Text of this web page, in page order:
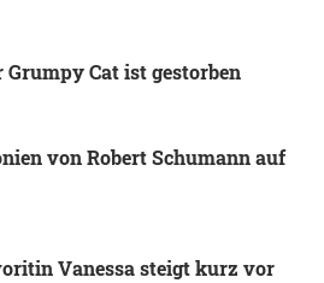
Cat ist gestorben
von Robert Schumann auf
Vanessa steigt kurz vor